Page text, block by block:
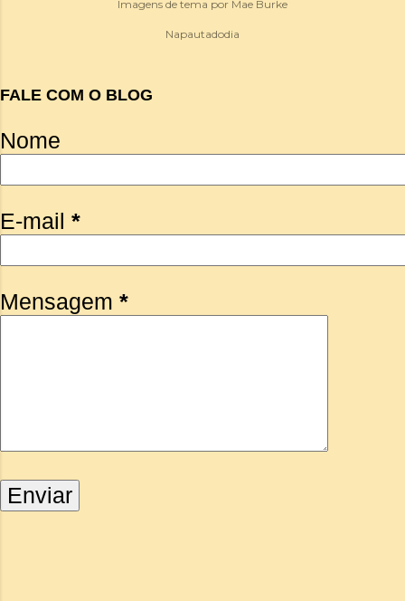
Imagens de tema por Mae Burke
Napautadodia
FALE COM O BLOG
Nome
E-mail *
Mensagem *